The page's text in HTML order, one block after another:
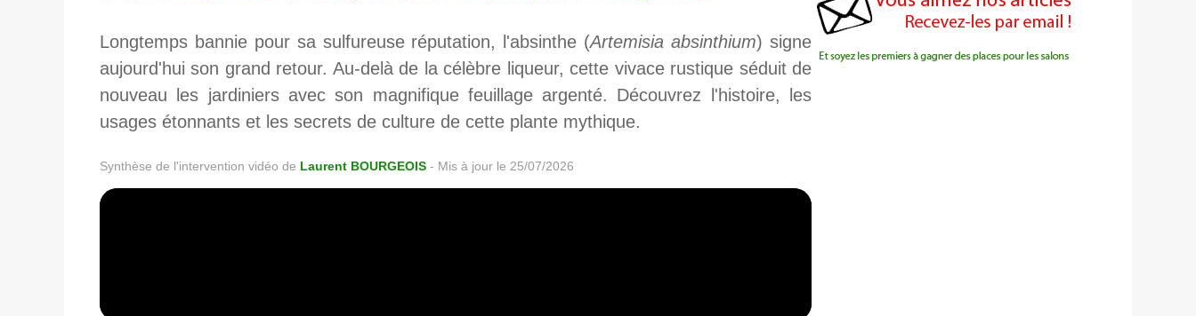
Longtemps bannie pour sa sulfureuse réputation, l'absinthe (Artemisia absinthium) signe
aujourd'hui son grand retour. Au-delà de la célèbre liqueur, cette vivace rustique séduit de
nouveau les jardiniers avec son magnifique feuillage argenté. Découvrez l'histoire, les
usages étonnants et les secrets de culture de cette plante mythique.
Synthèse de l'intervention vidéo de Laurent BOURGEOIS - Mis à jour le 25/07/2026